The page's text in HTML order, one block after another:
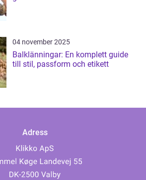
04 november 2025
Balklänningar: En komplett guide
till stil, passform och etikett
Adress